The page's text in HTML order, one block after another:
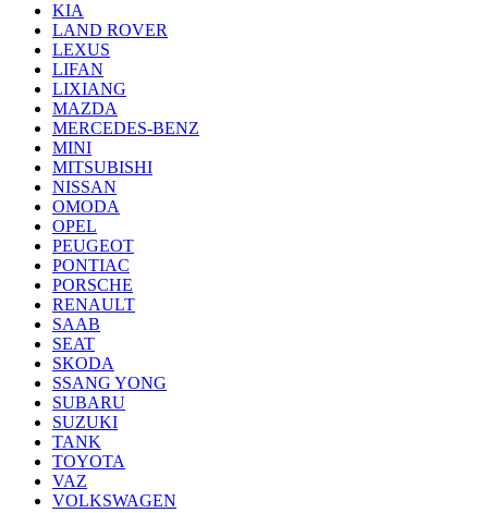
KIA
LAND ROVER
LEXUS
LIFAN
LIXIANG
MAZDA
MERCEDES-BENZ
MINI
MITSUBISHI
NISSAN
OMODA
OPEL
PEUGEOT
PONTIAC
PORSCHE
RENAULT
SAAB
SEAT
SKODA
SSANG YONG
SUBARU
SUZUKI
TANK
TOYOTA
VAZ
VOLKSWAGEN